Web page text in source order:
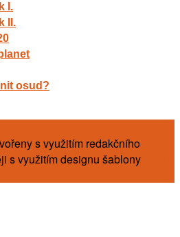
I.
II.
osud?
s využitím redakčního
s využitím designu šablony